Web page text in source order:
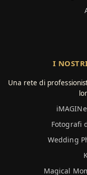
I
Una rete di
Fotografi
Wedding
Magical